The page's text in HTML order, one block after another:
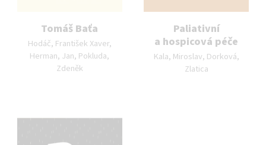
Tomáš Baťa
Autor publikace:
Hodáč, František Xaver,
Herman, Jan, Pokluda,
Zdeněk
Paliativní
a hospicová péče
Autor publikace:
Kala, Miroslav, Dorková,
Zlatica